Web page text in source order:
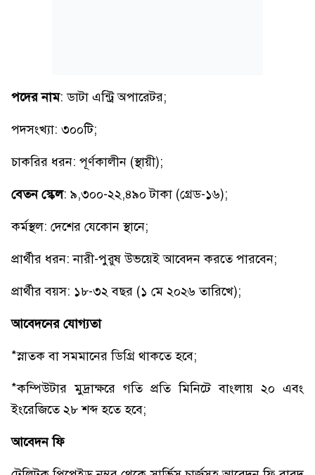
পদের নাম: ডাটা এন্ট্রি অপারেটর;
পদসংখ্যা: ৩০০টি;
চাকরির ধরন: পূর্ণকালীন (স্থায়ী);
বেতন স্কেল: ৯,৩০০-২২,৪৯০ টাকা (গ্রেড-১৬);
কর্মস্থল: দেশের যেকোন স্থানে;
প্রার্থীর ধরন: নারী-পুরুষ উভয়েই আবেদন করতে পারবেন;
প্রার্থীর বয়স: ১৮-৩২ বছর (১ মে ২০২৬ তারিখে);
আবেদনের যোগ্যতা
*স্নাতক বা সমমানের ডিগ্রি থাকতে হবে;
*কম্পিউটার মুদ্রাক্ষরে গতি প্রতি মিনিটে বাংলায় ২০ এবং
ইংরেজিতে ২৮ শব্দ হতে হবে;
আবেদন ফি